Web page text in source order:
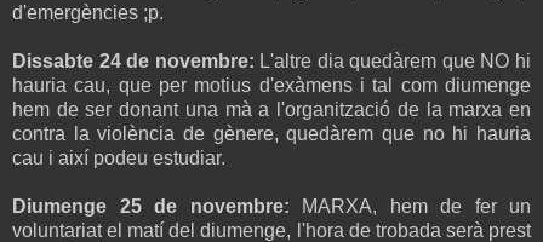
d'emergències ;p.
Dissabte 24 de novembre: L'altre dia quedàrem que NO hi
hauria cau, que per motius d'exàmens i tal com diumenge
hem de ser donant una mà a l'organització de la marxa en
contra la violència de gènere, quedàrem que no hi hauria
cau i així podeu estudiar.
Diumenge 25 de novembre: MARXA, hem de fer un
voluntariat el matí del diumenge, l'hora de trobada serà prest